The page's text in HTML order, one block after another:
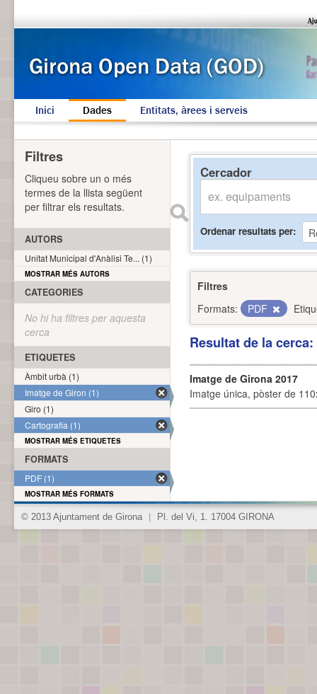
Inici Dades Entitats, àrees i serveis
Cercador
Ordenar resultats per
Filtres
Formats:
PDF
Resultat de la
Imatge de Girona 2017
Imatge única, pòster de
Filtres
Cliqueu sobre un o més
termes de la llista següent
per filtrar els resultats.
AUTORS
Unitat Municipal d'Anàlisi Te... (1)
MOSTRAR MÉS AUTORS
CATEGORIES
No hi ha filtres per aquesta
cerca
ETIQUETES
Àmbit urbà (1)
Imatge de Giron (1)
Giro (1)
Cartografia (1)
MOSTRAR MÉS ETIQUETES
FORMATS
PDF (1)
MOSTRAR MÉS FORMATS
© 2013 Ajuntament de Girona Pl. del Vi, 1. 17004 GIRONA